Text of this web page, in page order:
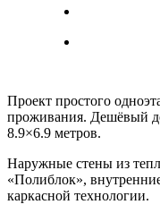
Проект простого
проживания. Дешёвый
8.9×6.9 метров.
Наружные стены из
«Полиблок»,
каркасной технологии.